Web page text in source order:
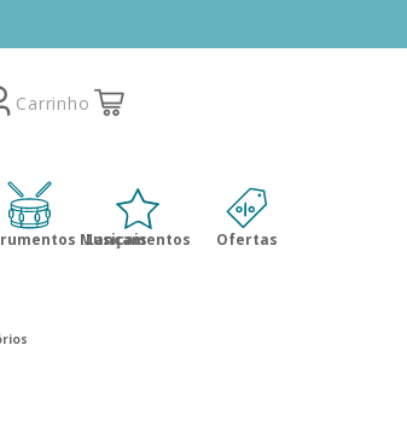
Musicais
Lançamentos Ofertas